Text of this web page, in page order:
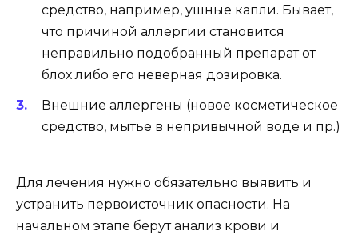
средство, например, ушные капли. Бывает,
что причиной аллергии становится
неправильно подобранный препарат от
блох либо его неверная дозировка.
Внешние аллергены (новое косметическое
средство, мытье в непривычной воде и пр.)
Для лечения нужно обязательно выявить и
устранить первоисточник опасности. На
начальном этапе берут анализ крови и